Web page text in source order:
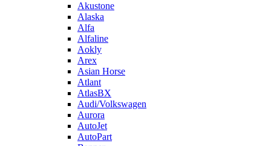
Akustone
Alaska
Alfa
Alfaline
Aokly
Arex
Asian Horse
Atlant
AtlasBX
Audi/Volkswagen
Aurora
AutoJet
AutoPart